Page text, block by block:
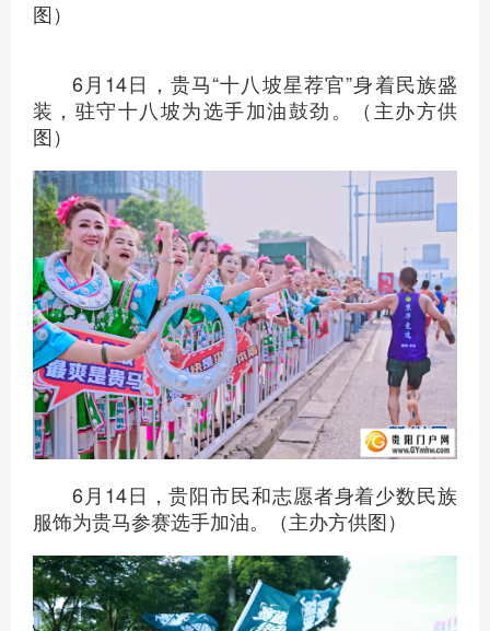
6月14日，选手们在比赛中。（主办方供
图）
6月14日，贵马“十八坡星荐官”身着民族盛
装，驻守十八坡为选手加油鼓劲。（主办方供
图）